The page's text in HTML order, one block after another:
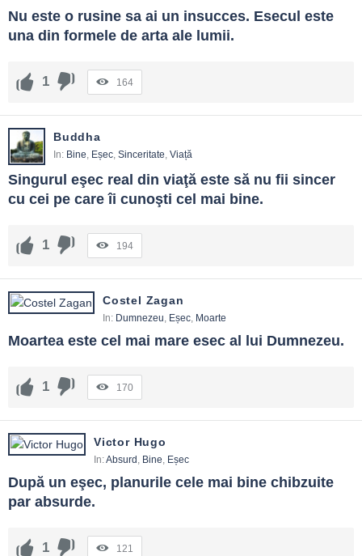
Nu este o rusine sa ai un insucces. Esecul este
una din formele de arta ale lumii.
1 164
Buddha
In: Bine, Eșec, Sinceritate, Viață
Singurul eşec real din viaţă este să nu fii sincer
cu cei pe care îi cunoşti cel mai bine.
1 194
Costel Zagan
In: Dumnezeu, Eșec, Moarte
Moartea este cel mai mare esec al lui Dumnezeu.
1 170
Victor Hugo
In:Absurd , Bine, Eșec
După un eşec, planurile cele mai bine chibzuite
par absurde.
1 121